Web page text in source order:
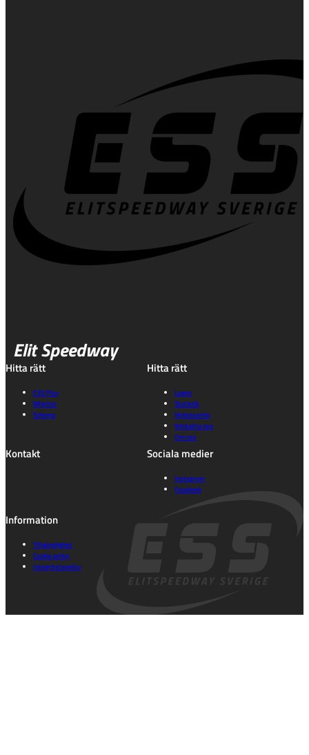
Elit Speedway
Hitta rätt
ESS Play
Biljetter
Schema
Hitta rätt
Lagen
Statistik
Nyhetsarkiv
Kontakta oss
Om oss
Kontakt Sociala medier
Instagram
Facebook
Information
Tillgänglighet
Cookie policy
Integritetspolicy